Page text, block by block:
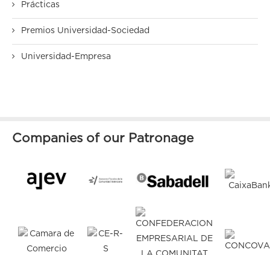
Prácticas
Premios Universidad-Sociedad
Universidad-Empresa
Companies of our Patronage